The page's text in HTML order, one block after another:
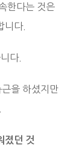
한다는 것은
니다.
다.
을 하셨지만
졌던 것